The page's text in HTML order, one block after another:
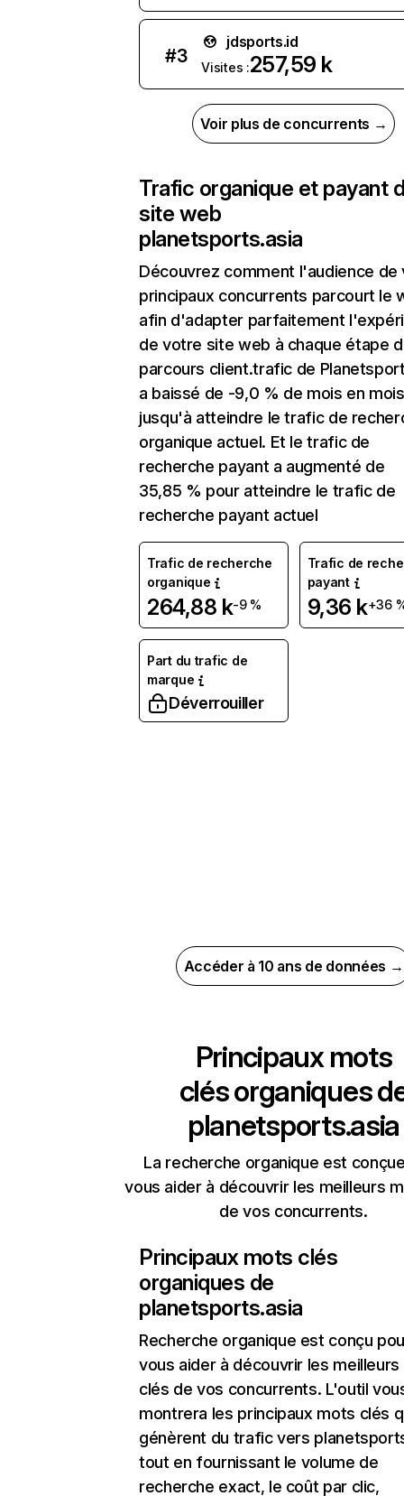
#3
jdsports.id
Visites :257,59 k
Voir plus de concurrents →
Trafic organique et payant
site web
planetsports.asia
Découvrez comment l'audience de
principaux concurrents parcourt le
afin d'adapter parfaitement
de votre site web à chaque étape
parcours client.trafic de
a baissé de -9,0 % de mois en mois
jusqu'à atteindre le trafic de
organique actuel. Et le trafic de
recherche payant a augmenté de
35,85 % pour atteindre le trafic de
recherche payant actuel
Trafic de recherche
organique
264,88 k-9 %
Trafic de
payant
9,36 k+36
Part du trafic de
marque
Déverrouiller
Accéder à 10 ans de données →
Principaux mots
clés organiques
planetsports.asia
La recherche organique est
vous aider à découvrir les meilleurs
de vos concurrents.
Principaux mots clés
organiques de
planetsports.asia
Recherche organique est conçu
vous aider à découvrir les
clés de vos concurrents. L'outil
montrera les principaux mots clés
génèrent du trafic vers
tout en fournissant le volume de
recherche exact, le coût par clic,